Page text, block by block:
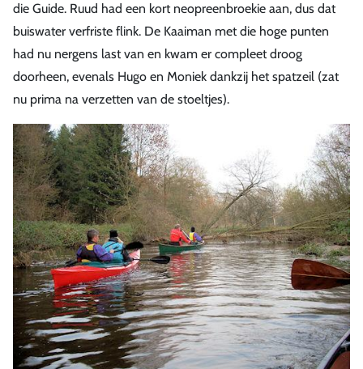
die Guide. Ruud had een kort neopreenbroekie aan, dus dat
buiswater verfriste flink. De Kaaiman met die hoge punten
had nu nergens last van en kwam er compleet droog
doorheen, evenals Hugo en Moniek dankzij het spatzeil (zat
nu prima na verzetten van de stoeltjes).